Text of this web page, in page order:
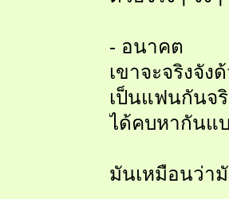
- อนาคต
เขาจะจริงจั
เป็นแฟนกันจ
ได้คบหากันแ
มันเหมือนว่า